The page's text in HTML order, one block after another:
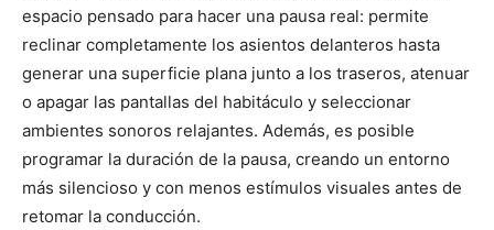
espacio pensado para hacer una pausa real: permite
reclinar completamente los asientos delanteros hasta
generar una superficie plana junto a los traseros, atenuar
o apagar las pantallas del habitáculo y seleccionar
ambientes sonoros relajantes. Además, es posible
programar la duración de la pausa, creando un entorno
más silencioso y con menos estímulos visuales antes de
retomar la conducción.